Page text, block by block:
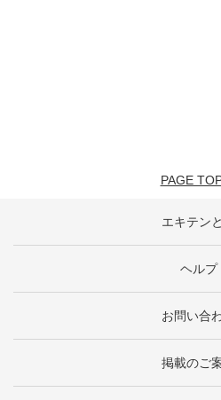
PAGE
エキテン
ヘルプ
お問い合
掲載のご